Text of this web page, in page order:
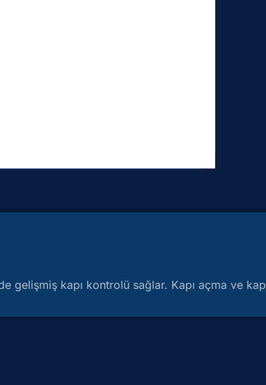
gelişmiş kapı kontrolü sağlar. Kapı açma ve